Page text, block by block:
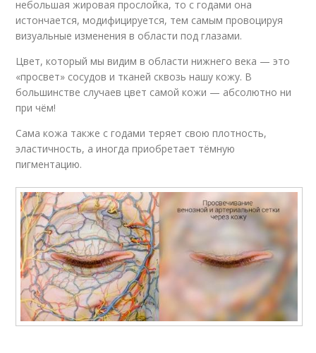
небольшая жировая прослойка, то с годами она
истончается, модифицируется, тем самым провоцируя
визуальные изменения в области под глазами.
Цвет, который мы видим в области нижнего века — это
«просвет» сосудов и тканей сквозь нашу кожу. В
большинстве случаев цвет самой кожи — абсолютно ни
при чём!
Сама кожа также с годами теряет свою плотность,
эластичность, а иногда приобретает тёмную
пигментацию.